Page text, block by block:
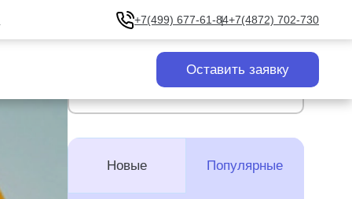
+7(499) 677-61-84+7(4872) 702-730
Оставить заявку
Все статьи
Новые Популярные